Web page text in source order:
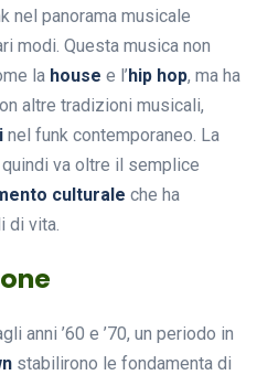
nel panorama musicale
modi. Questa musica non
la house e l’hip hop, ma ha
altre tradizioni musicali,
nel funk contemporaneo. La
va oltre il semplice
culturale che ha
di vita.
anni ’60 e ’70, un periodo in
stabilirono le fondamenta di